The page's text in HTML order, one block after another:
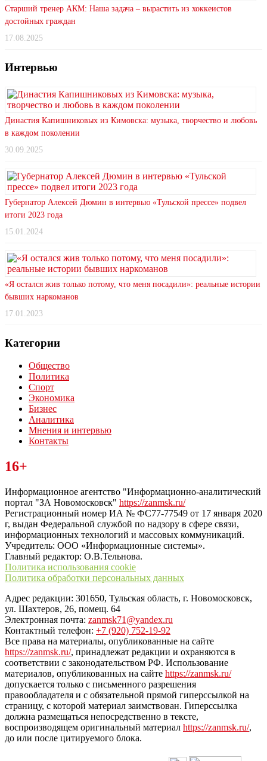
Старший тренер АКМ: Наша задача – вырастить из хоккеистов
достойных граждан
17.08.2025
Интервью
Династия Капишниковых из Кимовска: музыка, творчество и любовь
в каждом поколении
30.09.2025
Губернатор Алексей Дюмин в интервью «Тульской прессе» подвел
итоги 2023 года
15.01.2024
«Я остался жив только потому, что меня посадили»: реальные истории
бывших наркоманов
17.01.2023
Категории
Общество
Политика
Спорт
Экономика
Бизнес
Аналитика
Мнения и интервью
Контакты
Читайте последние новости дня в Тульской области на сайте
“ЗаНовомосковск”
16+
Информационное агентство "Информационно-аналитический
портал "ЗА Новомосковск" https://zanmsk.ru/
Регистрационный номер ИА № ФС77-77549 от 17 января 2020
г, выдан Федеральной службой по надзору в сфере связи,
информационных технологий и массовых коммуникаций.
Учредитель: ООО «Информационные системы».
Главный редактор: О.В.Тельнова.
Политика использования cookie
Политика обработки персональных данных
Адрес редакции: 301650, Тульская область, г. Новомосковск,
ул. Шахтеров, 26, помещ. 64
Электронная почта: zanmsk71@yandex.ru
Контактный телефон: +7 (920) 752-19-92
Все права на материалы, опубликованные на сайте
https://zanmsk.ru/, принадлежат редакции и охраняются в
соответствии с законодательством РФ. Использование
материалов, опубликованных на сайте https://zanmsk.ru/
допускается только с письменного разрешения
правообладателя и с обязательной прямой гиперссылкой на
страницу, с которой материал заимствован. Гиперссылка
должна размещаться непосредственно в тексте,
воспроизводящем оригинальный материал https://zanmsk.ru/,
до или после цитируемого блока.